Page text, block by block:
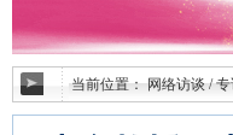
当前位置：网络访谈 /